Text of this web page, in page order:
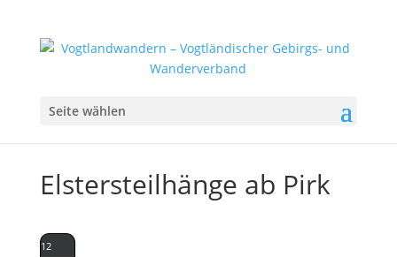
Seite wählen
Elstersteilhänge ab Pirk
12